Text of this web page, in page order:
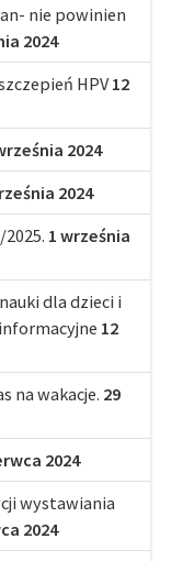
nie powinien
2024
HPV 12
2024
2024
1 września
dla dzieci i
12
na wakacje. 29
2024
wystawiania
2024